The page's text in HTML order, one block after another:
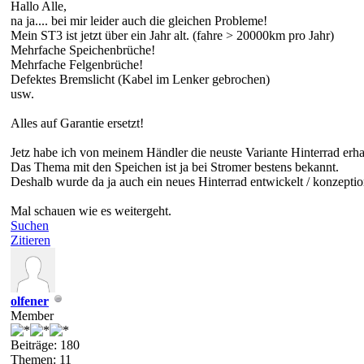
Hallo Alle,
na ja.... bei mir leider auch die gleichen Probleme!
Mein ST3 ist jetzt über ein Jahr alt. (fahre > 20000km pro Jahr)
Mehrfache Speichenbrüche!
Mehrfache Felgenbrüche!
Defektes Bremslicht (Kabel im Lenker gebrochen)
usw.
Alles auf Garantie ersetzt!
Jetz habe ich von meinem Händler die neuste Variante Hinterrad
Das Thema mit den Speichen ist ja bei Stromer bestens bekannt.
Deshalb wurde da ja auch ein neues Hinterrad entwickelt /
Mal schauen wie es weitergeht.
Suchen
Zitieren
olfener
Member
Beiträge: 180
Themen: 11